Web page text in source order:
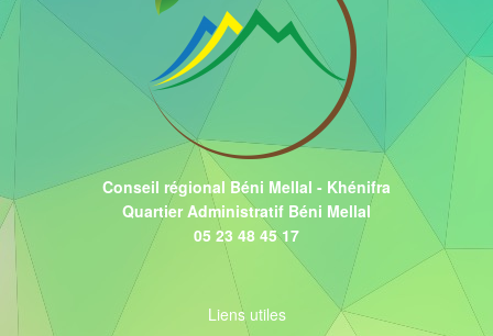
Conseil régional Béni Mellal - Khénifra
Quartier Administratif Béni Mellal
05 23 48 45 17
Liens utiles